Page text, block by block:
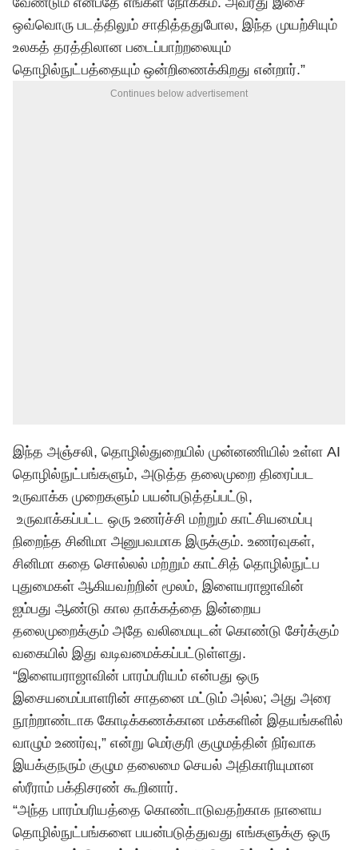
ஒவ்வொரு படத்திலும் சாதித்ததுபோல, இந்த முயற்சியும்
உலகத் தரத்திலான படைப்பாற்றலையும்
தொழில்நுட்பத்தையும் ஒன்றிணைக்கிறது என்றார்.”
Continues below advertisement
இந்த அஞ்சலி, தொழில்துறையில் முன்னணியில் உள்ள AI
தொழில்நுட்பங்களும், அடுத்த தலைமுறை திரைப்பட
உருவாக்க முறைகளும் பயன்படுத்தப்பட்டு,
உருவாக்கப்பட்ட ஒரு உணர்ச்சி மற்றும் காட்சியமைப்பு
நிறைந்த சினிமா அனுபவமாக இருக்கும். உணர்வுகள்,
சினிமா கதை சொல்லல் மற்றும் காட்சித் தொழில்நுட்ப
புதுமைகள் ஆகியவற்றின் மூலம், இளையராஜாவின்
ஐம்பது ஆண்டு கால தாக்கத்தை இன்றைய
தலைமுறைக்கும் அதே வலிமையுடன் கொண்டு சேர்க்கும்
வகையில் இது வடிவமைக்கப்பட்டுள்ளது.
“இளையராஜாவின் பாரம்பரியம் என்பது ஒரு
இசையமைப்பாளரின் சாதனை மட்டும் அல்ல; அது அரை
நூற்றாண்டாக கோடிக்கணக்கான மக்களின் இதயங்களில்
வாழும் உணர்வு,” என்று மெர்குரி குழுமத்தின் நிர்வாக
இயக்குநரும் குழும தலைமை செயல் அதிகாரியுமான
ஸ்ரீராம் பக்திசரண் கூறினார்.
“அந்த பாரம்பரியத்தை கொண்டாடுவதற்காக நாளைய
தொழில்நுட்பங்களை பயன்படுத்துவது எங்களுக்கு ஒரு